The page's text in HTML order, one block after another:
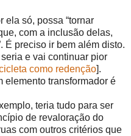
ela só, possa “tornar
com a inclusão delas,
É preciso ir bem além disto.
e vai continuar pior
como redenção].
elemento transformador é
teria tudo para ser
de revaloração do
com outros critérios que